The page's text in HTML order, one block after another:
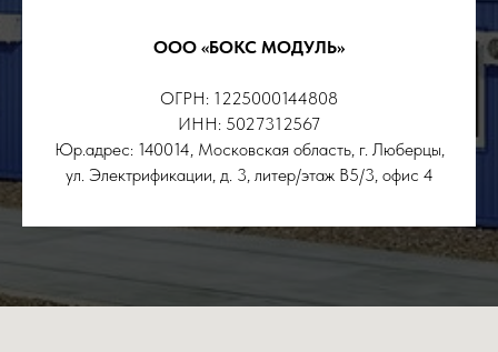
ООО «БОКС МОДУЛЬ»
ОГРН: 1225000144808
ИНН: 5027312567
Юр.адрес: 140014, Московская область, г. Люберцы,
ул. Электрификации, д. 3, литер/этаж В5/3, офис 4